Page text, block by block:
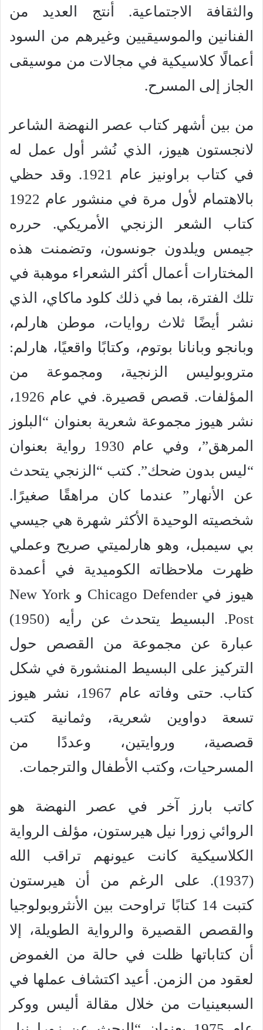
والثقافة الاجتماعية. أنتج العديد من
الفنانين والموسيقيين وغيرهم من السود
أعمالًا كلاسيكية في مجالات من موسيقى
الجاز إلى المسرح.
من بين أشهر كتاب عصر النهضة الشاعر
لانجستون هيوز، الذي نُشر أول عمل له
في كتاب براونيز عام 1921. وقد حظي
بالاهتمام لأول مرة في منشور عام 1922
كتاب الشعر الزنجي الأمريكي. حرره
جيمس ويلدون جونسون، وتضمنت هذه
المختارات أعمال أكثر الشعراء موهبة في
تلك الفترة، بما في ذلك كلود ماكاي، الذي
نشر أيضًا ثلاث روايات، موطن هارلم،
وبانجو وبانانا بوتوم، وكتابًا واقعيًا، هارلم:
متروبوليس الزنجية، ومجموعة من
المؤلفات. قصص قصيرة. في عام 1926،
نشر هيوز مجموعة شعرية بعنوان “البلوز
المرهق”، وفي عام 1930 رواية بعنوان
“ليس بدون ضحك”. كتب “الزنجي يتحدث
عن الأنهار” عندما كان مراهقًا صغيرًا.
شخصيته الوحيدة الأكثر شهرة هي جيسي
بي سيمبل، وهو هارلميتي صريح وعملي
ظهرت ملاحظاته الكوميدية في أعمدة
هيوز في Chicago Defender و New York
Post. البسيط يتحدث عن رأيه (1950)
عبارة عن مجموعة من القصص حول
التركيز على البسيط المنشورة في شكل
كتاب. حتى وفاته عام 1967، نشر هيوز
تسعة دواوين شعرية، وثمانية كتب
قصصية، وروايتين، وعددًا من
المسرحيات، وكتب الأطفال والترجمات.
كاتب بارز آخر في عصر النهضة هو
الروائي زورا نيل هيرستون، مؤلف الرواية
الكلاسيكية كانت عيونهم تراقب الله
(1937). على الرغم من أن هيرستون
كتبت 14 كتابًا تراوحت بين الأنثروبولوجيا
والقصص القصيرة والرواية الطويلة، إلا
أن كتاباتها ظلت في حالة من الغموض
لعقود من الزمن. أعيد اكتشاف عملها في
السبعينيات من خلال مقالة أليس ووكر